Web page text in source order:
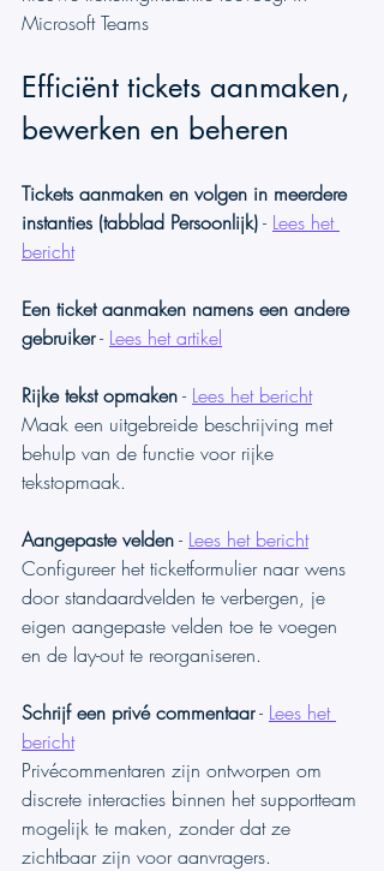
Microsoft Teams
Efficiënt tickets aanmaken,
bewerken en beheren
Tickets aanmaken en volgen in meerdere
instanties (tabblad Persoonlijk) - Lees het
bericht
Een ticket aanmaken namens een andere
gebruiker - Lees het artikel
Rijke tekst opmaken - Lees het bericht
Maak een uitgebreide beschrijving met
behulp van de functie voor rijke
tekstopmaak.
Aangepaste velden - Lees het bericht
Configureer het ticketformulier naar wens
door standaardvelden te verbergen, je
eigen aangepaste velden toe te voegen
en de lay-out te reorganiseren.
Schrijf een privé commentaar - Lees het
bericht
Privécommentaren zijn ontworpen om
discrete interacties binnen het supportteam
mogelijk te maken, zonder dat ze
zichtbaar zijn voor aanvragers.